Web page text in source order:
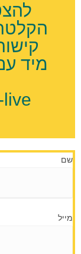
מיד
live
שם
מייל